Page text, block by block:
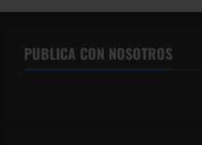
PUBLICA CON NOSOTROS